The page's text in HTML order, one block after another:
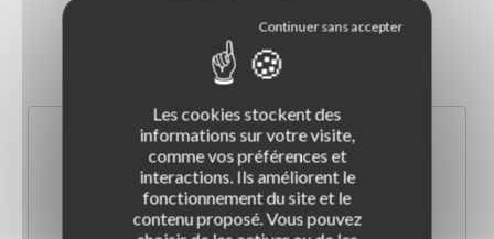
5
Les cookies stockent des
informations sur votre visite,
comme vos préférences et
interactions. Ils améliorent le
fonctionnement du site et le
contenu proposé. Vous pouvez